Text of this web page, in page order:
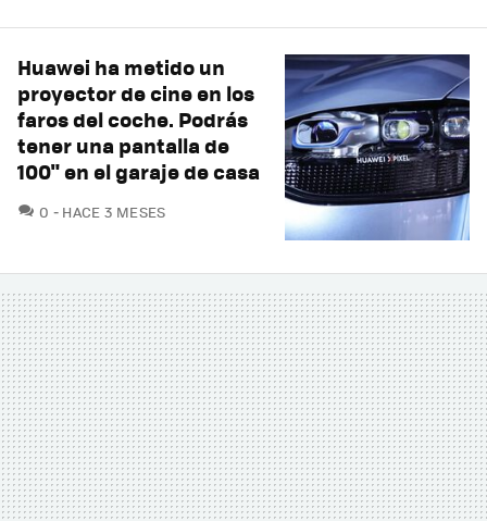
Huawei ha metido un
proyector de cine en los
faros del coche. Podrás
tener una pantalla de
100" en el garaje de casa
0 COMENTARIOS
HACE 3 MESES